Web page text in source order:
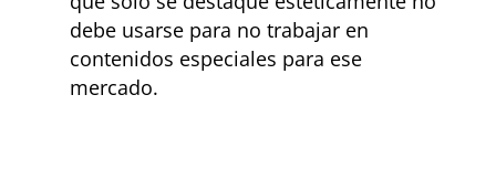
debe usarse para no trabajar en
contenidos especiales para ese
mercado.